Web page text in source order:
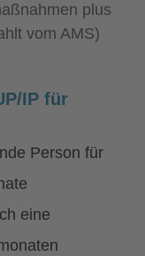
plus
vom AMS)
IP für
Person für
eine